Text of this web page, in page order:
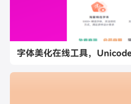
字体美化在线工具，